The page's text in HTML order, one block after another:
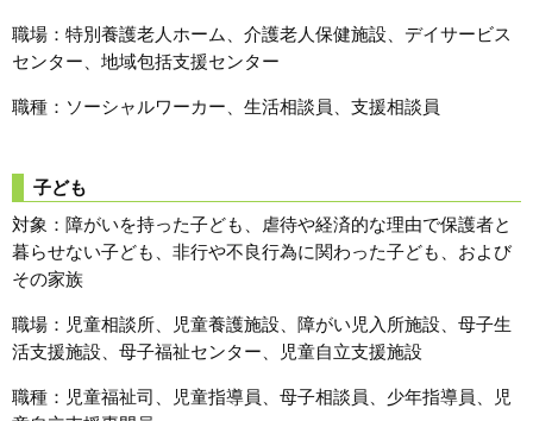
職場：特別養護老人ホーム、介護老人保健施設、デイサービス
センター、地域包括支援センター
職種：ソーシャルワーカー、生活相談員、支援相談員
子ども
対象：障がいを持った子ども、虐待や経済的な理由で保護者と
暮らせない子ども、非行や不良行為に関わった子ども、および
その家族
職場：児童相談所、児童養護施設、障がい児入所施設、母子生
活支援施設、母子福祉センター、児童自立支援施設
職種：児童福祉司、児童指導員、母子相談員、少年指導員、児